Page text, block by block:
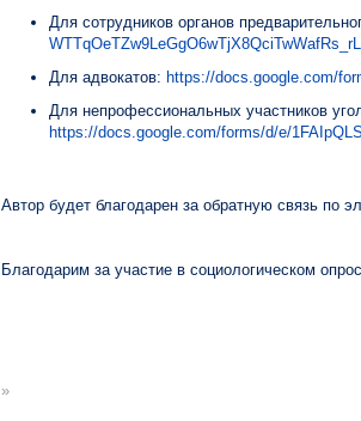
Для сотрудников органов
Для адвокатов: https://docs.google.com/
Для непрофессиональных участников
https://docs.google.com/forms/d/e/
Автор будет благодарен за обратную связь по
Благодарим за участие в социологическом
»